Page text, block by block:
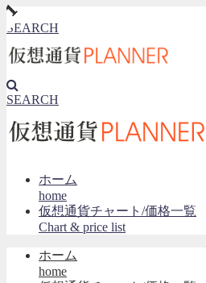
SEARCH
SEARCH
ホーム
home
仮想通貨チャート/価格一覧
Chart & price list
ホーム
home